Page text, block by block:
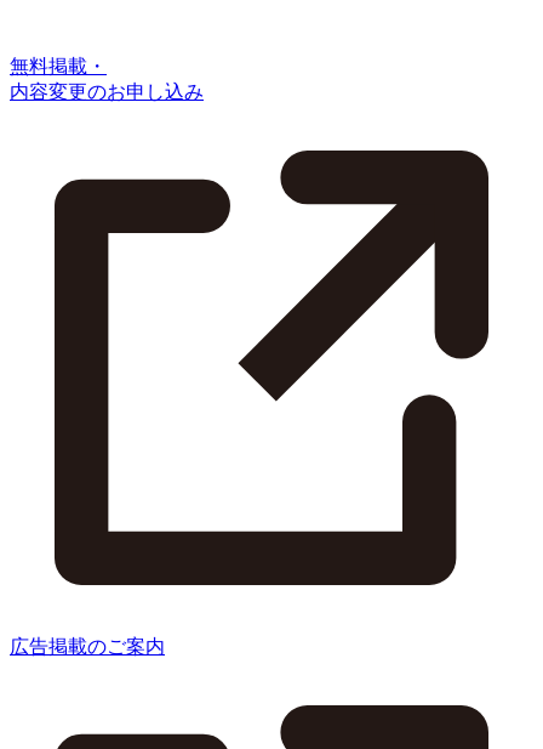
無料掲載・
内容変更のお申し込み
広告掲載のご案内